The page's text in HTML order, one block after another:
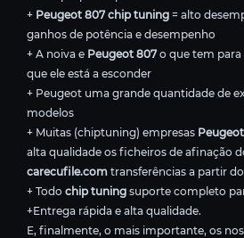
+ Peugeot 807 chip tuning = alto
ganhos de potência e desempenho
+ A noiva e Peugeot 807o que tem para
que ele está a esconder
+ Peugeot uma grande quantidade de
modelos
+ Muitas (chiptuning) empresas Peugeot
alta qualidade os ficheiros de afinação
carecufile.com transferências a partir
+ Todo chip tuning suporte completo
+Entrega rápida e alta qualidade.
E, finalmente, o mais importante, os